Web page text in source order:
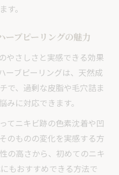
す。
ーブピーリングの魅力
やさしさと実感できる効果
ーブピーリングは、天然成
で、過剰な皮脂や毛穴詰ま
みに対応できます。
てニキビ跡の色素沈着や凹
のものの変化を実感する方
の高さから、初めてのニキ
もおすすめできる方法で